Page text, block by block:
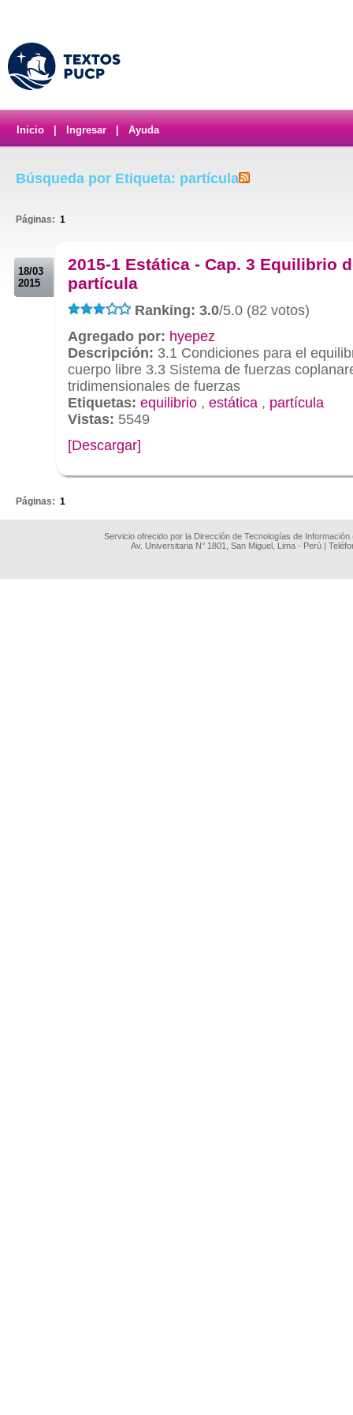
Inicio Ingresar Ayuda
Búsqueda por Etiqueta: partícula
Páginas: 1
18/03
2015
2015-1 Estática - Cap. 3 Equilibrio
partícula
Ranking: 3.0/5.0 (82 votos)
Agregado por: hyepez
Descripción: 3.1 Condiciones para el
cuerpo libre 3.3 Sistema de fuerzas
tridimensionales de fuerzas
Etiquetas: equilibrio , estática , partícula
Vistas: 5549
[Descargar]
Páginas: 1
Servicio ofrecido por la Dirección de Tecnologías de
Av. Universitaria N° 1801, San Miguel, Lima - Perú |